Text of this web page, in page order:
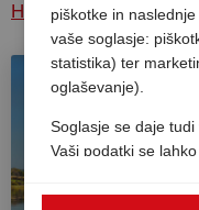
Home / Avstrija /
piškotke in
vaše soglasje:
statistika) ter
oglaševanje).
Soglasje se daje
Vaši podatki se
ravni varstva